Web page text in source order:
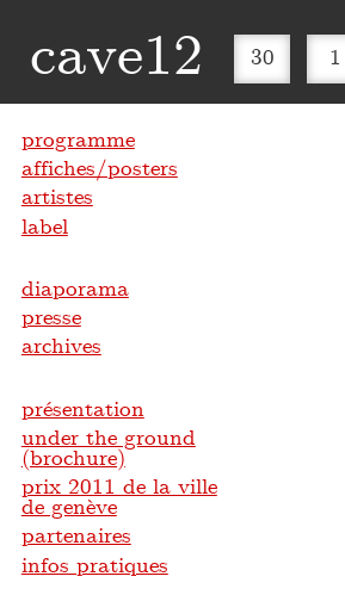
cave12 30 1
programme
affiches/posters
artistes
label
diaporama
presse
archives
présentation
under the ground
(brochure)
prix 2011 de la ville
de genève
partenaires
infos pratiques